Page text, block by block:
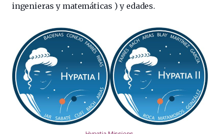
ingenieras y matemáticas ) y edades.